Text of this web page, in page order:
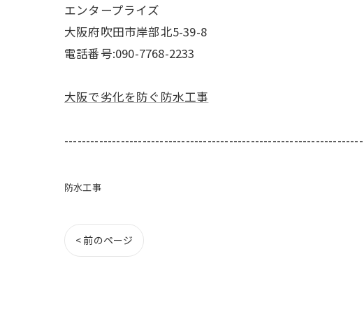
エンタープライズ
大阪府吹田市岸部北5-39-8
電話番号:090-7768-2233
大阪で劣化を防ぐ防水工事
防水工事
< 前のページ